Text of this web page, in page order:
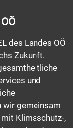
des Landes OÖ
Zukunft.
und
wir gemeinsam
Klimaschutz-,